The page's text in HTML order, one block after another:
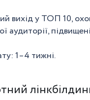
вихід у ТОП 10,
аудиторії,
1–4 тижні.